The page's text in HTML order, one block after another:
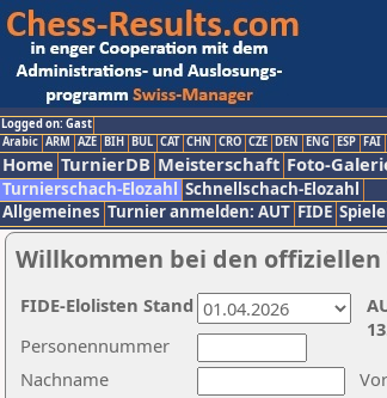
Logged on: Gast
Arabic ARM AZE BIH BUL CAT CHN CRO CZE DEN ENG ESP FAI
Home TurnierDB Meisterschaft Foto-
Turnierschach-Elozahl Schnellschach-Elozahl
Allgemeines Turnier anmelden: AUT FIDE
Willkommen bei den offiziellen
Nachname
Personennummer
FIDE-Elolisten Stand